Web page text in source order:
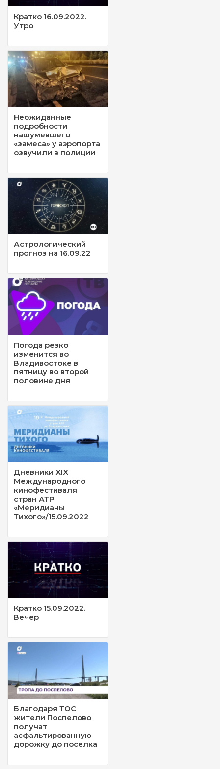
Кратко 16.09.2022.
Утро
Неожиданные
подробности
нашумевшего
«замеса» у аэропорта
озвучили в полиции
Астрологический
прогноз на 16.09.22
Погода резко
изменится во
Владивостоке в
пятницу во второй
половине дня
Дневники XIX
Международного
кинофестиваля
стран АТР
«Меридианы
Тихого»/15.09.2022
Кратко 15.09.2022.
Вечер
Благодаря ТОС
жители Поспелово
получат
асфальтированную
дорожку до поселка